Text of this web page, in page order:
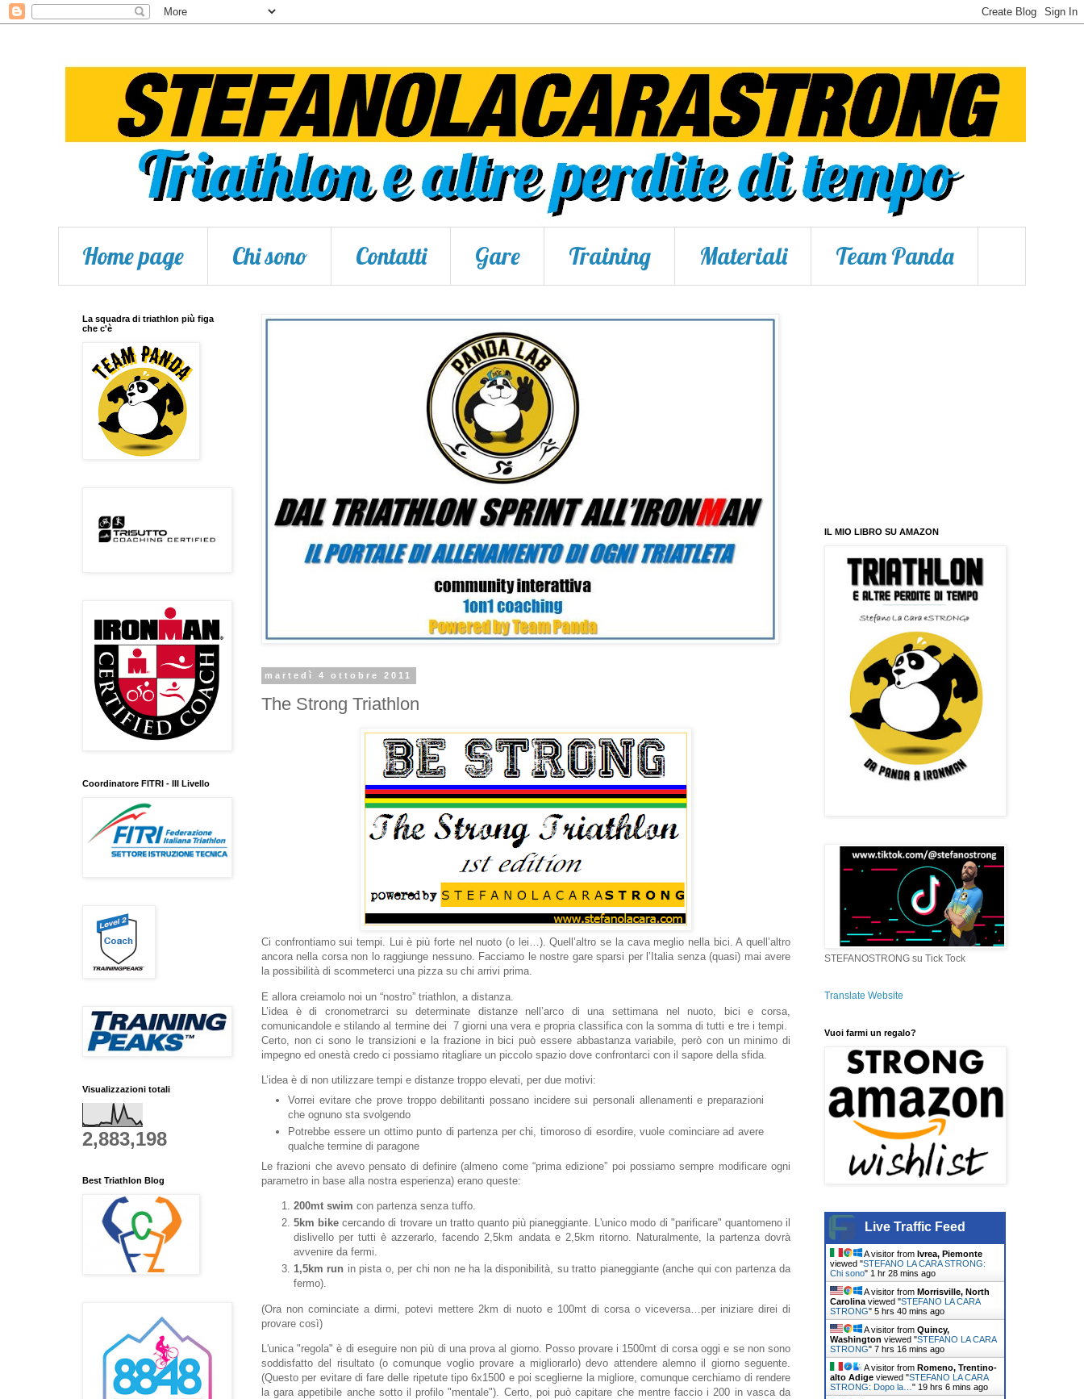
Home page Chi sono Contatti Gare Training Materiali Team Panda
martedì 4 ottobre 2011
The Strong Triathlon
Ci confrontiamo sui tempi. Lui è più forte nel nuoto (o lei…). Quell’altro se la cava meglio nella bici. A quell’altro
ancora nella corsa non lo raggiunge nessuno. Facciamo le nostre gare sparsi per l’Italia senza (quasi) mai avere
la possibilità di scommeterci una pizza su chi arrivi prima.
E allora creiamolo noi un “nostro” triathlon, a distanza.
L’idea è di cronometrarci su determinate distanze nell’arco di una settimana nel nuoto, bici e corsa,
comunicandole e stilando al termine dei 7 giorni una vera e propria classifica con la somma di tutti e tre i tempi.
Certo, non ci sono le transizioni e la frazione in bici può essere abbastanza variabile, però con un minimo di
impegno ed onestà credo ci possiamo ritagliare un piccolo spazio dove confrontarci con il sapore della sfida.
L’idea è di non utilizzare tempi e distanze troppo elevati, per due motivi:
Vorrei evitare che prove troppo debilitanti possano incidere sui personali allenamenti e preparazioni
che ognuno sta svolgendo
Potrebbe essere un ottimo punto di partenza per chi, timoroso di esordire, vuole cominciare ad avere
qualche termine di paragone
Le frazioni che avevo pensato di definire (almeno come “prima edizione” poi possiamo sempre modificare ogni
parametro in base alla nostra esperienza) erano queste:
200mt swim con partenza senza tuffo.
5km bike cercando di trovare un tratto quanto più pianeggiante. L'unico modo di "parificare" quantomeno il
dislivello per tutti è azzerarlo, facendo 2,5km andata e 2,5km ritorno. Naturalmente, la partenza dovrà
avvenire da fermi.
1,5km run in pista o, per chi non ne ha la disponibilità, su tratto pianeggiante (anche qui con partenza da
fermo).
(Ora non cominciate a dirmi, potevi mettere 2km di nuoto e 100mt di corsa o viceversa…per iniziare direi di
provare così)
L'unica "regola" è di eseguire non più di una prova al giorno. Posso provare i 1500mt di corsa oggi e se non sono
soddisfatto del risultato (o comunque voglio provare a migliorarlo) devo attendere alemno il giorno seguente.
(Questo per evitare di fare delle ripetute tipo 6x1500 e poi sceglierne la migliore, comunque cerchiamo di rendere
la gara appetibile anche sotto il profilo "mentale"). Certo, poi può capitare che mentre faccio i 200 in vasca da
La squadra di triathlon più figa
che c'è
Coordinatore FITRI - III Livello
Visualizzazioni totali
2,883,198
Best Triathlon Blog
IL MIO LIBRO SU AMAZON
STEFANOSTRONG su Tick Tock
Translate Website
Vuoi farmi un regalo?
Live Traffic Feed
A visitor from Ivrea, Piemonte
viewed "STEFANO LA CARA STRONG:
Chi sono" 1 hr 28 mins ago
A visitor from Morrisville, North
Carolina viewed "STEFANO LA CARA
STRONG" 5 hrs 40 mins ago
A visitor from Quincy,
Washington viewed "STEFANO LA CARA
STRONG" 7 hrs 17 mins ago
A visitor from Romeno, Trentino-
alto Adige viewed "STEFANO LA CARA
STRONG: Dopo la… " 19 hrs 6 mins ago